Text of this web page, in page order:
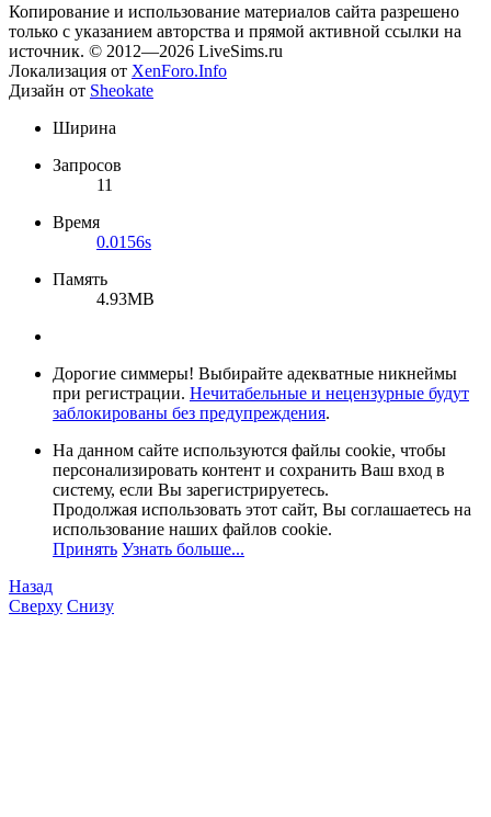
Копирование и использование материалов сайта разрешено
только с указанием авторства и прямой активной ссылки на
источник. © 2012—2026 LiveSims.ru
Локализация от XenForo.Info
Дизайн от Sheokate
Ширина
Запросов
11
Время
0.0156s
Память
4.93MB
Дорогие симмеры! Выбирайте адекватные никнеймы
при регистрации. Нечитабельные и нецензурные будут
заблокированы без предупреждения.
На данном сайте используются файлы cookie, чтобы
персонализировать контент и сохранить Ваш вход в
систему, если Вы зарегистрируетесь.
Продолжая использовать этот сайт, Вы соглашаетесь на
использование наших файлов cookie.
Принять Узнать больше...
Назад
Сверху Снизу